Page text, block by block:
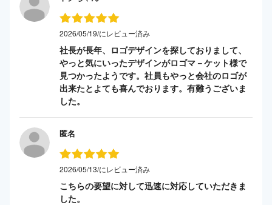
2026/05/19/にレビュー済み
社長が長年、ロゴデザインを探しておりまして、
やっと気にいったデザインがロゴマ－ケット様で
見つかったようです。社員もやっと会社のロゴが
出来たとよても喜んでおります。有難うございま
した。
匿名
2026/05/13/にレビュー済み
こちらの要望に対して迅速に対応していただきま
した。